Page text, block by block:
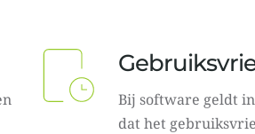
Bij software geldt
dat het